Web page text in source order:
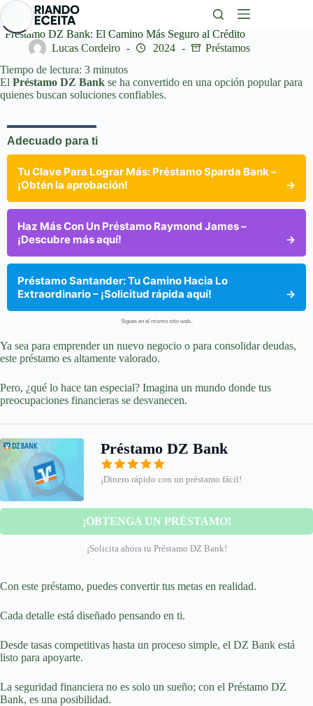
Saltar
contenido
Préstamo DZ Bank: El Camino Más Seguro al Crédito
Lucas Cordeiro
2024
Préstamos
Tiempo de lectura: 3 minutos
El Préstamo DZ Bank se ha convertido en una opción popular para
quienes buscan soluciones confiables.
Adecuado para ti
Tu Clave Para Lograr Más: Préstamo Sparda Bank –
¡Obtén la aprobación!
→
Haz Más Con Un Préstamo Raymond James –
¡Descubre más aquí!
→
Préstamo Santander: Tu Camino Hacia Lo
Extraordinario – ¡Solicitud rápida aquí!
→
Sigues en el mismo sitio web..
Ya sea para emprender un nuevo negocio o para consolidar deudas,
este préstamo es altamente valorado.
Pero, ¿qué lo hace tan especial? Imagina un mundo donde tus
preocupaciones financieras se desvanecen.
Préstamo DZ Bank
¡Dinero rápido con un préstamo fácil!
¡OBTENGA UN PRÉSTAMO!
¡Solicita ahora tu Préstamo DZ Bank!
Con este préstamo, puedes convertir tus metas en realidad.
Cada detalle está diseñado pensando en ti.
Desde tasas competitivas hasta un proceso simple, el DZ Bank está
listo para apoyarte.
La seguridad financiera no es solo un sueño; con el Préstamo DZ
Bank, es una posibilidad.